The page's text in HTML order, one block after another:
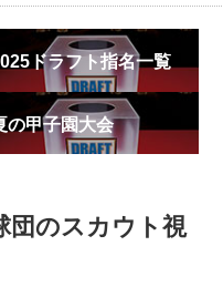
ドラフト指名一覧
の甲子園大会
団のスカウト視